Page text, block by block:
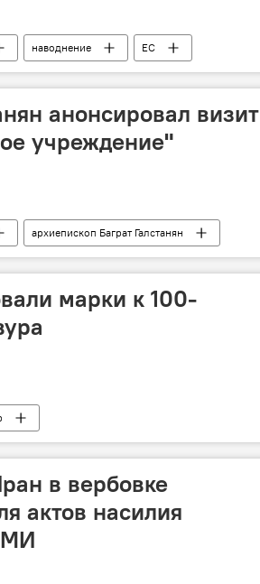
наводнение ЕС
анонсировал визит
учреждение"
архиепископ Баграт Галстанян
марки к 100-
в вербовке
актов насилия